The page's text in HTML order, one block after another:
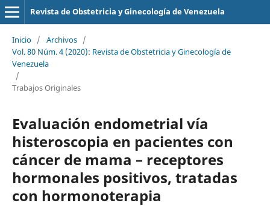
Revista de Obstetricia y Ginecología de Venezuela
Inicio / Archivos /
Vol. 80 Núm. 4 (2020): Revista de Obstetricia y Ginecología de
Venezuela
/
Trabajos Originales
Evaluación endometrial vía
histeroscopia en pacientes con
cáncer de mama – receptores
hormonales positivos, tratadas
con hormonoterapia